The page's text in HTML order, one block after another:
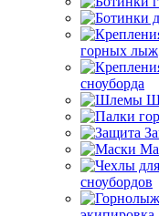
горных лыж
сноуборда
сноубордов